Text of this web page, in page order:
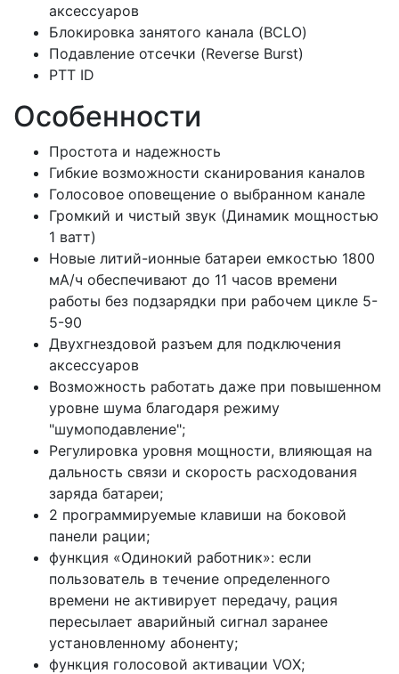
аксессуаров
Блокировка занятого канала (BCLO)
Подавление отсечки (Reverse Burst)
PTT ID
Особенности
Простота и надежность
Гибкие возможности сканирования каналов
Голосовое оповещение о выбранном канале
Громкий и чистый звук (Динамик мощностью
1 ватт)
Новые литий-ионные батареи емкостью 1800
мА/ч обеспечивают до 11 часов времени
работы без подзарядки при рабочем цикле 5-
5-90
Двухгнездовой разъем для подключения
аксессуаров
Возможность работать даже при повышенном
уровне шума благодаря режиму
"шумоподавление";
Регулировка уровня мощности, влияющая на
дальность связи и скорость расходования
заряда батареи;
2 программируемые клавиши на боковой
панели рации;
функция «Одинокий работник»: если
пользователь в течение определенного
времени не активирует передачу, рация
пересылает аварийный сигнал заранее
установленному абоненту;
функция голосовой активации VOX;